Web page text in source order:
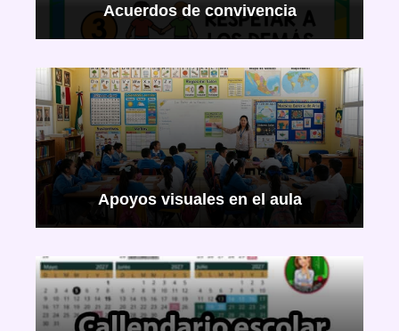
Acuerdos de convivencia
Apoyos visuales en el aula